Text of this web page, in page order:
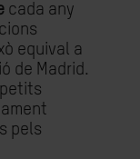
cada any
equival a
de Madrid.
pels